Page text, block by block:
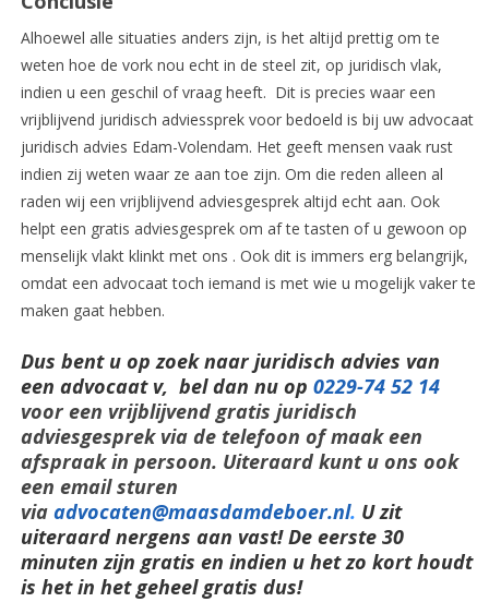
Alhoewel alle situaties anders zijn, is het altijd prettig om te
weten hoe de vork nou echt in de steel zit, op juridisch vlak,
indien u een geschil of vraag heeft. Dit is precies waar een
vrijblijvend juridisch adviessprek voor bedoeld is bij uw advocaat
juridisch advies Edam-Volendam. Het geeft mensen vaak rust
indien zij weten waar ze aan toe zijn. Om die reden alleen al
raden wij een vrijblijvend adviesgesprek altijd echt aan. Ook
helpt een gratis adviesgesprek om af te tasten of u gewoon op
menselijk vlakt klinkt met ons . Ook dit is immers erg belangrijk,
omdat een advocaat toch iemand is met wie u mogelijk vaker te
maken gaat hebben.
Dus bent u op zoek naar juridisch advies van
een advocaat v, bel dan nu op 0229-74 52 14
voor een vrijblijvend gratis juridisch
adviesgesprek via de telefoon of maak een
afspraak in persoon. Uiteraard kunt u ons ook
een email sturen
via advocaten@maasdamdeboer.nl. U zit
uiteraard nergens aan vast! De eerste 30
minuten zijn gratis en indien u het zo kort houdt
is het in het geheel gratis dus!